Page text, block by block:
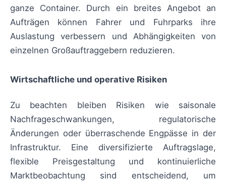
ganze Container. Durch ein breites Angebot an
Aufträgen können Fahrer und Fuhrparks ihre
Auslastung verbessern und Abhängigkeiten von
einzelnen Großauftraggebern reduzieren.
Wirtschaftliche und operative Risiken
Zu beachten bleiben Risiken wie saisonale
Nachfrageschwankungen, regulatorische
Änderungen oder überraschende Engpässe in der
Infrastruktur. Eine diversifizierte Auftragslage,
flexible Preisgestaltung und kontinuierliche
Marktbeobachtung sind entscheidend, um